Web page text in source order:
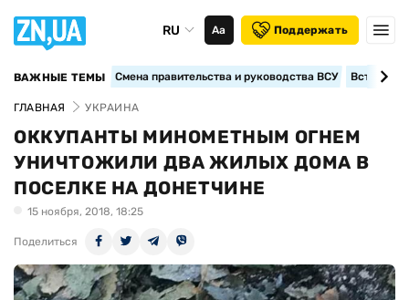
RU Аа Поддержать
ВАЖНЫЕ ТЕМЫ Смена правительства и руководства ВСУ
ГЛАВНАЯ УКРАИНА
ОККУПАНТЫ МИНОМЕТНЫМ ОГНЕМ
УНИЧТОЖИЛИ ДВА ЖИЛЫХ ДОМА В
ПОСЕЛКЕ НА ДОНЕТЧИНЕ
15 ноября, 2018, 18:25
Поделиться